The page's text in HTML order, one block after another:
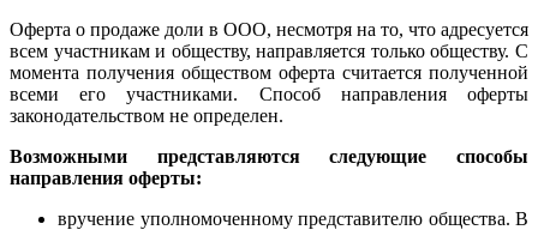
Оферта о продаже доли в ООО, несмотря на то, что адресуется
всем участникам и обществу, направляется только обществу. С
момента получения обществом оферта считается полученной
всеми его участниками. Способ направления оферты
законодательством не определен.
Возможными представляются следующие способы
направления оферты:
вручение уполномоченному представителю общества. В